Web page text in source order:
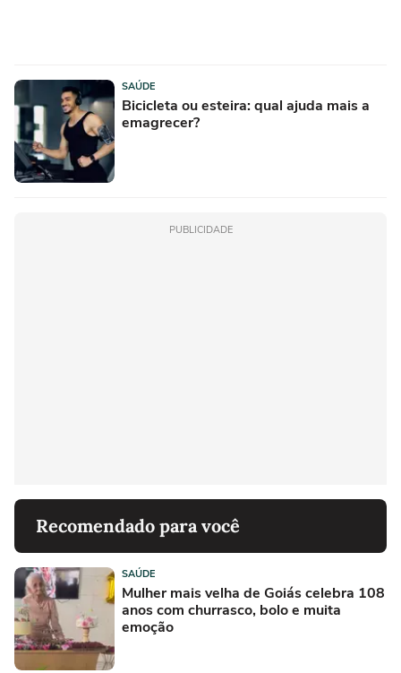
SAÚDE
Bicicleta ou esteira: qual ajuda mais a
emagrecer?
PUBLICIDADE
Recomendado para você
SAÚDE
Mulher mais velha de Goiás celebra 108
anos com churrasco, bolo e muita
emoção